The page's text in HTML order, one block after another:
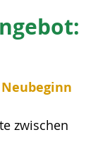
zwischen